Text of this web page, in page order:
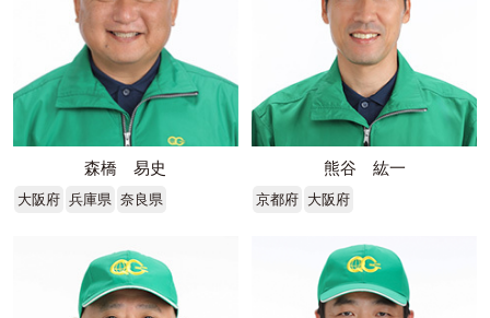
森橋 易史
大阪府 兵庫県 奈良県
熊谷 紘一
京都府 大阪府